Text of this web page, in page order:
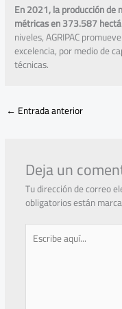
En 2021, la producción de
métricas en 373.587
niveles, AGRIPAC
excelencia, por medio de
técnicas.
← Entrada anterior
Deja un
Tu dirección de correo
obligatorios están
Escribe
aquí...